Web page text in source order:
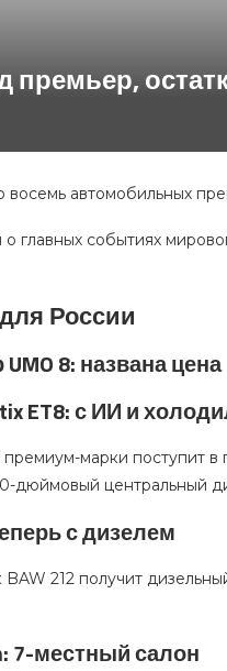
премьер,
восемь автомобильных
о главных событиях
России
8: названа цена
ET8: с ИИ и
премиум-марки поступит
дюймовый центральный
с дизелем
212 получит
7-местный салон